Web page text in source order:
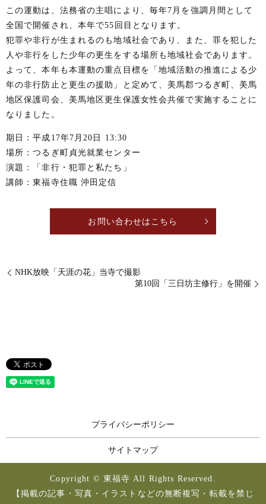
この運動は、法務省の主唱により、毎年7月を強調月間として
全国で開催され、本年で55回目となります。
犯罪や非行が生まれるのも地域社会であり、また、罪を犯した
人や非行をした少年の更生をする場所も地域社会であります。
よって、本年も本運動の重点目標を「地域活動の推進による少
年の非行防止と更生の援助」と定めて、美馬郡つるぎ町、美馬
地区保護司会、美馬地区更生保護女性会共催で実施することに
なりました。
期日：平成17年7月20日 13:30
場所：つるぎ町貞光就業センター
演題：「非行・犯罪と私たち」
講師：東福寺住職 沖田定信
お問い合わせはこちら
NHK放映「天涯の花」当寺で撮影
第10回「三日坊主修行」を開催
プライバシーポリシー
サイトマップ
Copyright © 東福寺 All Rights Reserved.
【掲載の記事・写真・イラストなどの無断複写・転載を禁じ